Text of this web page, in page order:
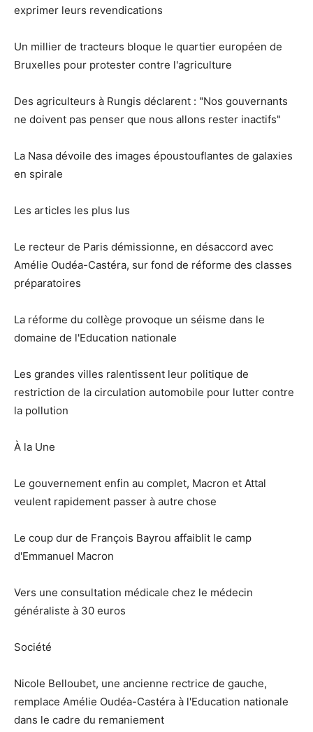
exprimer leurs revendications
Un millier de tracteurs bloque le quartier européen de
Bruxelles pour protester contre l'agriculture
Des agriculteurs à Rungis déclarent : "Nos gouvernants
ne doivent pas penser que nous allons rester inactifs"
La Nasa dévoile des images époustouflantes de galaxies
en spirale
Les articles les plus lus
Le recteur de Paris démissionne, en désaccord avec
Amélie Oudéa-Castéra, sur fond de réforme des classes
préparatoires
La réforme du collège provoque un séisme dans le
domaine de l'Education nationale
Les grandes villes ralentissent leur politique de
restriction de la circulation automobile pour lutter contre
la pollution
À la Une
Le gouvernement enfin au complet, Macron et Attal
veulent rapidement passer à autre chose
Le coup dur de François Bayrou affaiblit le camp
d'Emmanuel Macron
Vers une consultation médicale chez le médecin
généraliste à 30 euros
Société
Nicole Belloubet, une ancienne rectrice de gauche,
remplace Amélie Oudéa-Castéra à l'Education nationale
dans le cadre du remaniement